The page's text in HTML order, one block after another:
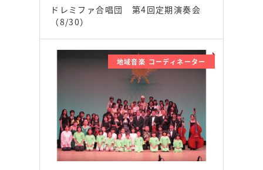
ドレミファ合唱団 第4回定期演奏会
（8/30）
地域音楽 コーディネーター